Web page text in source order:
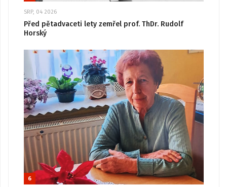
SRP, 04 2026
Před pětadvaceti lety zemřel prof. ThDr. Rudolf
Horský
6